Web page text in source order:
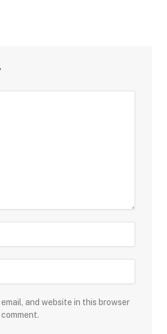
email, and website in this browser